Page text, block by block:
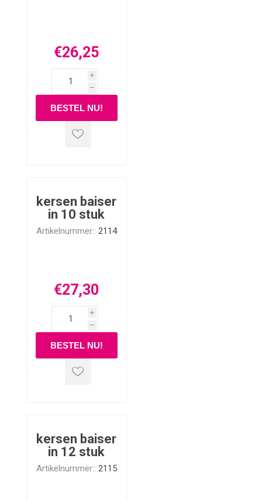
€26,25
i
h
kersen baiser
in 10 stuk
Artikelnummer:: 2114
€27,30
i
h
kersen baiser
in 12 stuk
Artikelnummer:: 2115